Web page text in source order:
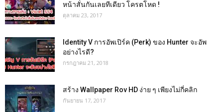
หน้าสั่นกันเลยทีเดียว โครตโหด !
ตุลาคม 23, 2017
Identity V การอัพเปิร์ค (Perk) ของ Hunter จะอัพ
อย่างไรดี?
กรกฎาคม 21, 2018
สร้าง Wallpaper Rov HD ง่าย ๆ เพียงไม่กี่คลิก
กันยายน 17, 2017